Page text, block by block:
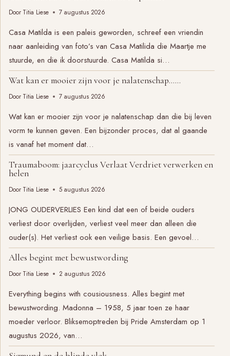
Door Titia Liese 7 augustus 2026
Casa Matilda is een paleis geworden, schreef een vriendin
naar aanleiding van foto’s van Casa Matilida die Maartje me
stuurde, en die ik doorstuurde. Casa Matilda si…
Wat kan er mooier zijn voor je nalatenschap……
Door Titia Liese 7 augustus 2026
Wat kan er mooier zijn voor je nalatenschap dan die bij leven
vorm te kunnen geven. Een bijzonder proces, dat al gaande
is vanaf het moment dat…
Traumaboom: jaarcyclus Verlaat Verdriet verwerken en
helen
Door Titia Liese 5 augustus 2026
JONG OUDERVERLIES Een kind dat een of beide ouders
verliest door overlijden, verliest veel meer dan alleen die
ouder(s). Het verliest ook een veilige basis. Een gevoel…
Alles begint met bewustwording
Door Titia Liese 2 augustus 2026
Everything begins with cousiousness. Alles begint met
bewustwording. Madonna – 1958, 5 jaar toen ze haar
moeder verloor. Bliksemoptreden bij Pride Amsterdam op 1
augustus 2026, van…